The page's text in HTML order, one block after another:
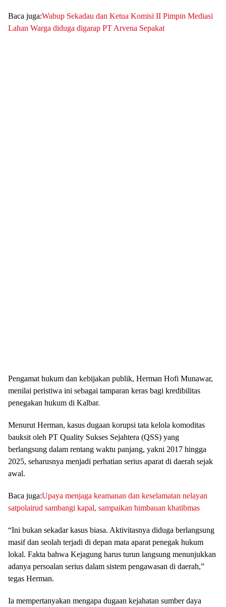
Baca juga:Wabup Sekadau dan Ketua Komisi II Pimpin Mediasi
Lahan Warga diduga digarap PT Arvena Sepakat
Pengamat hukum dan kebijakan publik, Herman Hofi Munawar,
menilai peristiwa ini sebagai tamparan keras bagi kredibilitas
penegakan hukum di Kalbar.
Menurut Herman, kasus dugaan korupsi tata kelola komoditas
bauksit oleh PT Quality Sukses Sejahtera (QSS) yang
berlangsung dalam rentang waktu panjang, yakni 2017 hingga
2025, seharusnya menjadi perhatian serius aparat di daerah sejak
awal.
Baca juga:Upaya menjaga keamanan dan keselamatan nelayan
satpolairud sambangi kapal, sampaikan himbauan khatibmas
“Ini bukan sekadar kasus biasa. Aktivitasnya diduga berlangsung
masif dan seolah terjadi di depan mata aparat penegak hukum
lokal. Fakta bahwa Kejagung harus turun langsung menunjukkan
adanya persoalan serius dalam sistem pengawasan di daerah,”
tegas Herman.
Ia mempertanyakan mengapa dugaan kejahatan sumber daya